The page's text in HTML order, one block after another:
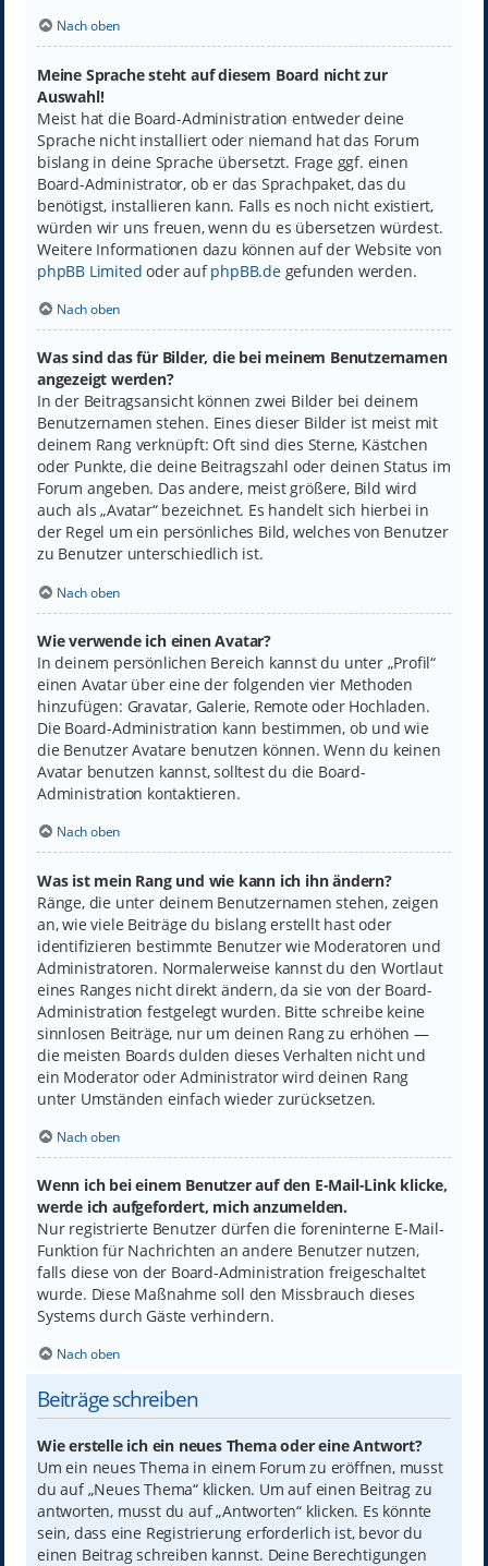
Nach oben
Meine Sprache steht auf diesem Board nicht zur
Auswahl!
Meist hat die Board-Administration entweder deine
Sprache nicht installiert oder niemand hat das Forum
bislang in deine Sprache übersetzt. Frage ggf. einen
Board-Administrator, ob er das Sprachpaket, das du
benötigst, installieren kann. Falls es noch nicht existiert,
würden wir uns freuen, wenn du es übersetzen würdest.
Weitere Informationen dazu können auf der Website von
phpBB Limited oder aufphpBB.degefunden werden.
Nach oben
Was sind das für Bilder, die bei meinem Benutzernamen
angezeigt werden?
In der Beitragsansicht können zwei Bilder bei deinem
Benutzernamen stehen. Eines dieser Bilder ist meist mit
deinem Rang verknüpft: Oft sind dies Sterne, Kästchen
oder Punkte, die deine Beitragszahl oder deinen Status im
Forum angeben. Das andere, meist größere, Bild wird
auch als „Avatar“ bezeichnet. Es handelt sich hierbei in
der Regel um ein persönliches Bild, welches von Benutzer
zu Benutzer unterschiedlich ist.
Nach oben
Wie verwende ich einen Avatar?
In deinem persönlichen Bereich kannst du unter „Profil“
einen Avatar über eine der folgenden vier Methoden
hinzufügen: Gravatar, Galerie, Remote oder Hochladen.
Die Board-Administration kann bestimmen, ob und wie
die Benutzer Avatare benutzen können. Wenn du keinen
Avatar benutzen kannst, solltest du die Board-
Administration kontaktieren.
Nach oben
Was ist mein Rang und wie kann ich ihn ändern?
Ränge, die unter deinem Benutzernamen stehen, zeigen
an, wie viele Beiträge du bislang erstellt hast oder
identifizieren bestimmte Benutzer wie Moderatoren und
Administratoren. Normalerweise kannst du den Wortlaut
eines Ranges nicht direkt ändern, da sie von der Board-
Administration festgelegt wurden. Bitte schreibe keine
sinnlosen Beiträge, nur um deinen Rang zu erhöhen —
die meisten Boards dulden dieses Verhalten nicht und
ein Moderator oder Administrator wird deinen Rang
unter Umständen einfach wieder zurücksetzen.
Nach oben
Wenn ich bei einem Benutzer auf den E-Mail-Link klicke,
werde ich aufgefordert, mich anzumelden.
Nur registrierte Benutzer dürfen die foreninterne E-Mail-
Funktion für Nachrichten an andere Benutzer nutzen,
falls diese von der Board-Administration freigeschaltet
wurde. Diese Maßnahme soll den Missbrauch dieses
Systems durch Gäste verhindern.
Nach oben
Beiträge schreiben
Wie erstelle ich ein neues Thema oder eine Antwort?
Um ein neues Thema in einem Forum zu eröffnen, musst
du auf „Neues Thema“ klicken. Um auf einen Beitrag zu
antworten, musst du auf „Antworten“ klicken. Es könnte
sein, dass eine Registrierung erforderlich ist, bevor du
einen Beitrag schreiben kannst. Deine Berechtigungen